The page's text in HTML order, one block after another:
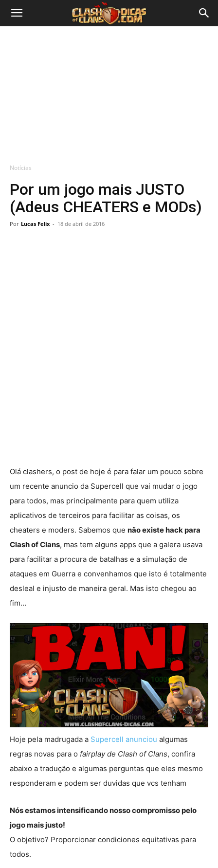
Notícias
Por um jogo mais JUSTO
(Adeus CHEATERS e MODs)
Por Lucas Felix - 18 de abril de 2016
Olá clashers, o post de hoje é para falar um pouco sobre
um recente anuncio da Supercell que vai mudar o jogo
para todos, mas principalmente para quem utiliza
aplicativos de terceiros para facilitar as coisas, os
cheaters e moders. Sabemos que não existe hack para
Clash of Clans, mas tem alguns apps que a galera usava
para facilitar a procura de batalhas e a simulação de
ataques em Guerra e convenhamos que isto é totalmente
desleal e injusto de maneira geral. Mas isto chegou ao
fim…
Hoje pela madrugada a Supercell anunciou algumas
regras novas para o fairplay de Clash of Clans, confira
abaixo a tradução e algumas perguntas que eles mesmo
responderam e podem ser duvidas que vcs tenham
Nós estamos intensificando nosso compromisso pelo
jogo mais justo!
O objetivo? Proporcionar condiciones equitativas para
todos.